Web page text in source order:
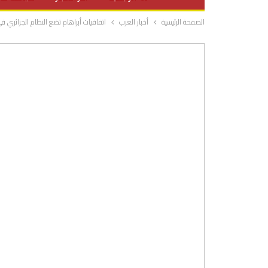
صحة وتغذية
المرأة والحياة الصفحة الرئيسية أخبار العرب اتفاقيات أبراهام تضع النظام الجزائري